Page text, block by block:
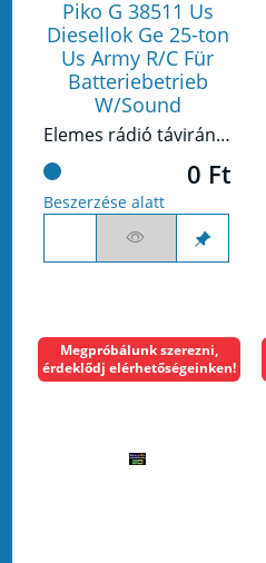
Piko G 38511 Us
Diesellok Ge 25-ton
Us Army R/C Für
Batteriebetrieb
W/Sound
Elemes rádió távirányítáú dízelmozdony GE 25-Ton
0 Ft
Beszerzése alatt
Megpróbálunk szerezni,
érdeklődj elérhetőségeinken!